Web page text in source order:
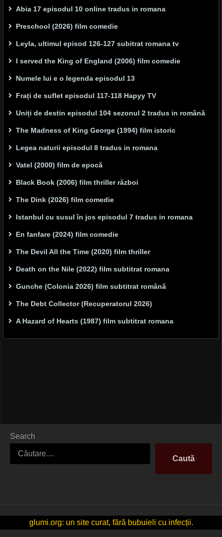
Abia 17 episodul 10 online tradus in romana
Preschool (2026) film comedie
Leyla, ultimul episod 126-127 subitrat romana tv
I served the King of England (2006) film comedie
Numele lui e o legenda episodul 13
Frați de suflet episodul 117-118 Hapyy TV
Uniți de destin episodul 104 sezonul 2 tradus in română
The Madness of King George (1994) film istoric
Legea naturii episodul 8 tradus in romana
Vatel (2000) film de epocă
Black Book (2006) film thriller război
The Dink (2026) film comedie
Istanbul cu susul în jos episodul 7 tradus in romana
En fanfare (2024) film comedie
The Devil All the Time (2020) film thriller
Death on the Nile (2022) film subtitrat romana
Gunche (Colonia 2026) film subtitrat română
The Debt Collector (Recuperatorul 2026)
A Hazard of Hearts (1987) film subtitrat romana
Search
Caută
glumi.org: un site curat, fără bubuieli cu infecții.